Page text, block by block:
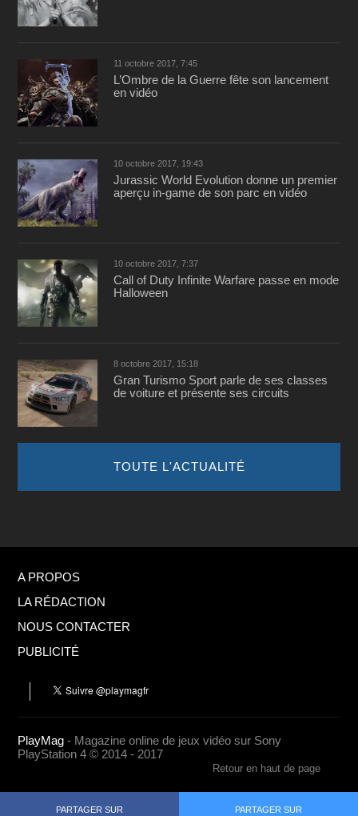
PARTAGER SUR PARTAGER SUR
11 octobre 2017, 7:45
L’Ombre de la Guerre fête son lancement
en vidéo
10 octobre 2017, 19:43
Jurassic World Evolution donne un premier
aperçu in-game de son parc en vidéo
10 octobre 2017, 7:37
Call of Duty Infinite Warfare passe en mode
Halloween
8 octobre 2017, 15:18
Gran Turismo Sport parle de ses classes
de voiture et présente ses circuits
TOUTE L'ACTUALITÉ
A PROPOS
LA RÉDACTION
NOUS CONTACTER
PUBLICITÉ
PlayMag - Magazine online de jeux vidéo sur Sony
PlayStation 4 © 2014 - 2017
Retour en haut de page